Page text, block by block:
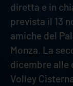
diretta e in
prevista il 13
amiche del
Monza. La
dicembre alle
Volley